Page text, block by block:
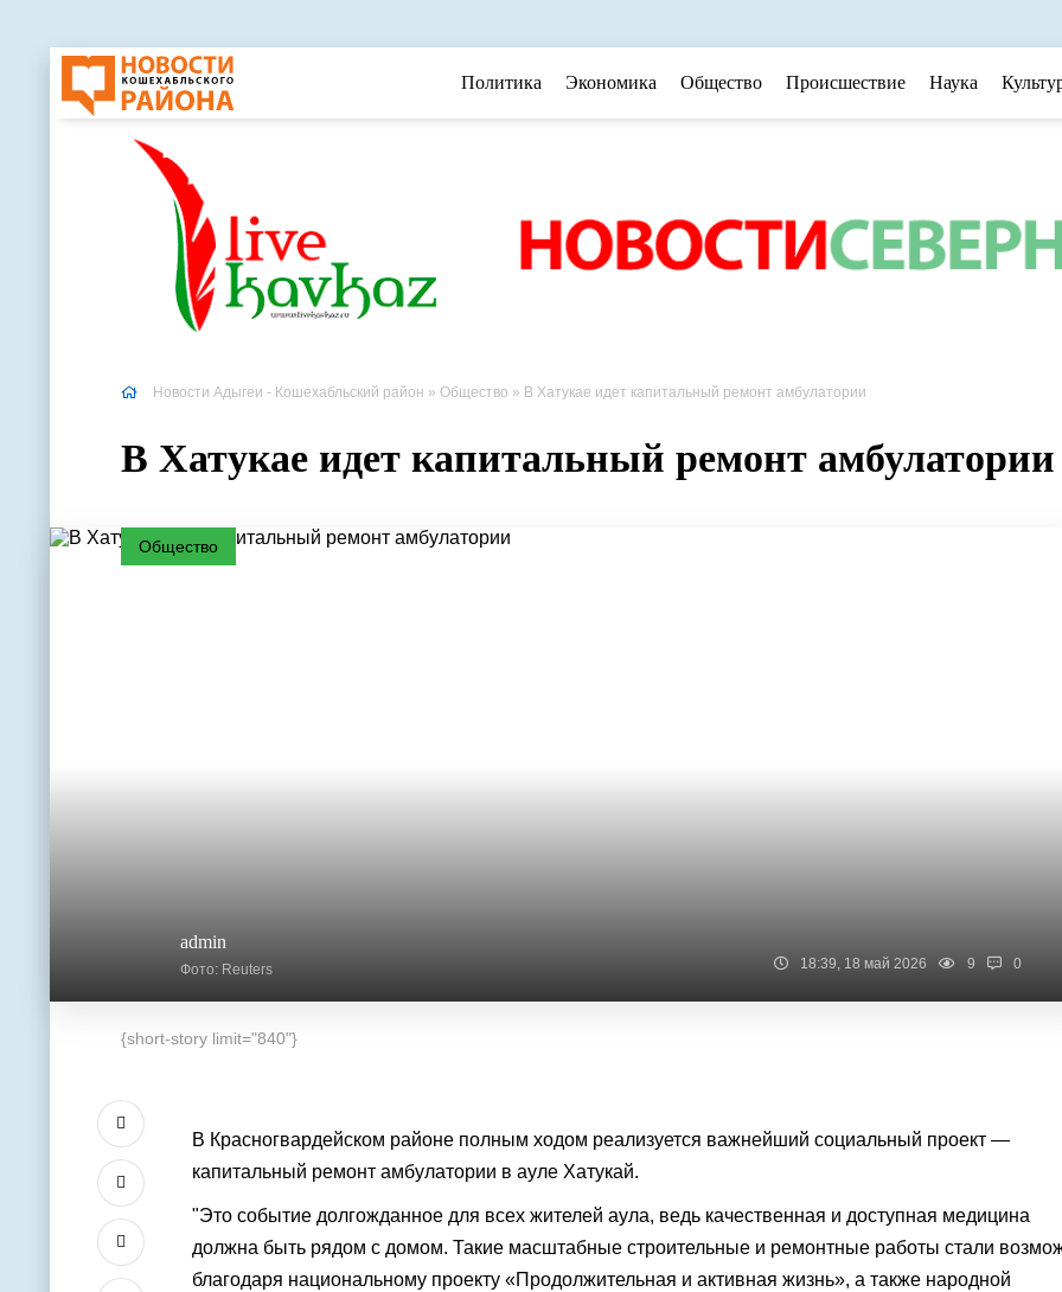
Политика Экономика Общество Происшествие Наука
Новости Адыгеи - Кошехабльский район » Общество » В Хатукае идет капитальный ремонт амбулатории
В Хатукае идет капитальный ремонт амбулатории
Общество
admin
Фото: Reuters 18:39, 18 май 2026 9 0
{short-story limit="840"}
В Красногвардейском районе полным ходом реализуется важнейший социальный проект —
капитальный ремонт амбулатории в ауле Хатукай.
"Это событие долгожданное для всех жителей аула, ведь качественная и доступная медицина
должна быть рядом с домом. Такие масштабные строительные и ремонтные работы стали
благодаря национальному проекту «Продолжительная и активная жизнь», а также народной